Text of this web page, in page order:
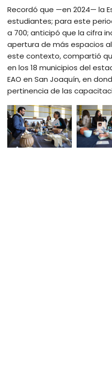
Recordó que —en 2024— la
estudiantes; para este
a 700; anticipó que la cifra
apertura de más espacios
este contexto, compartió
en los 18 municipios del
EAO en San Joaquín, en
pertinencia de las